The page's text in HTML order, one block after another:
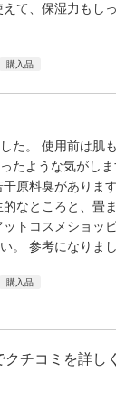
て、保湿力もし
購入品
た。 使用前は肌
たような気がし
原料臭がありま
なところと、畳
トコスメショッ
。 参考になりま
購入品
クチコミを詳し